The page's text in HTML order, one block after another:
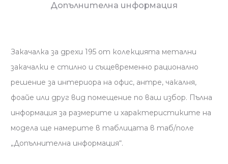
Допълнителна информация
Закачалка за дрехи 195 от колекцията метални
закачалки е стилно и същевременно рационално
решение за интериора на офис, антре, чакалня,
фоайе или друг вид помещение по ваш избор. Пълна
информация за размерите и характеристиките на
модела ще намерите в таблицата в таб/поле
„Допълнителна информация“.